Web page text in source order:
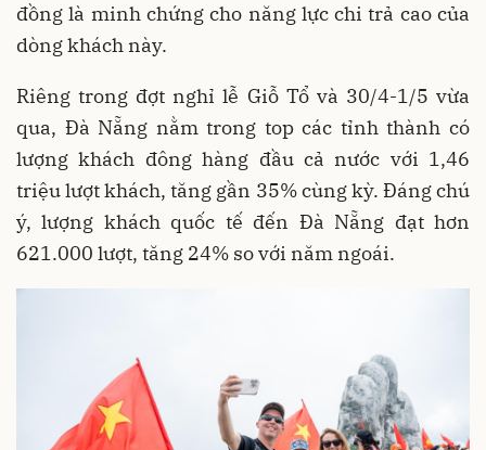
đồng là minh chứng cho năng lực chi trả cao của
dòng khách này.
Riêng trong đợt nghỉ lễ Giỗ Tổ và 30/4-1/5 vừa
qua, Đà Nẵng nằm trong top các tỉnh thành có
lượng khách đông hàng đầu cả nước với 1,46
triệu lượt khách, tăng gần 35% cùng kỳ. Đáng chú
ý, lượng khách quốc tế đến Đà Nẵng đạt hơn
621.000 lượt, tăng 24% so với năm ngoái.